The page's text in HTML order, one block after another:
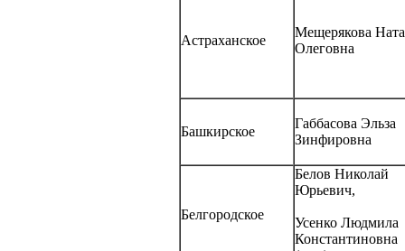
Астраханское
Мещерякова
Олеговна
Башкирское
Габбасова Эльза
Зинфировна
Белгородское
Белов Николай
Юрьевич,
Усенко Людмила
Константиновна